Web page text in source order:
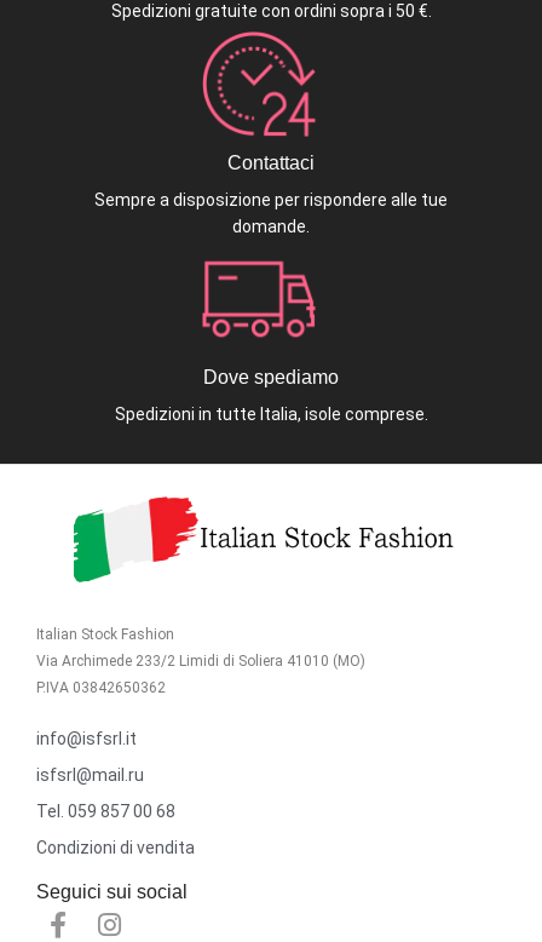
Spedizioni gratuite con ordini sopra i 50 €.
Contattaci
Sempre a disposizione per rispondere alle tue
domande.
Dove spediamo
Spedizioni in tutte Italia, isole comprese.
Italian Stock Fashion
Via Archimede 233/2 Limidi di Soliera 41010 (MO)
P.IVA 03842650362
info@isfsrl.it
isfsrl@mail.ru
Tel. 059 857 00 68
Condizioni di vendita
Seguici sui social
F
I